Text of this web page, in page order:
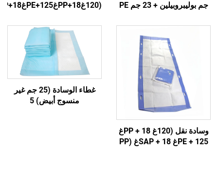
جم بوليبروبيلين + 23 جم PE
(120غPP+18غPE+125غSAP+18غPP)1
وسادة نقل (120غ PP + 18غ
PE + 125غ SAP + 18غ PP)
غطاء الوسادة (25 جم غير
منسوج أبيض) 5